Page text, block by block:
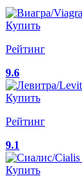
Купить
Рейтинг
9.6
Купить
Рейтинг
9.1
Купить